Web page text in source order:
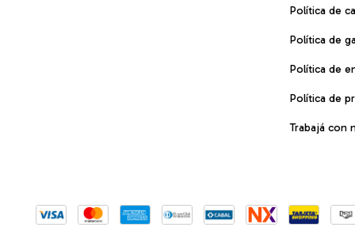
Política de
Política de
Política de
Política de
Trabajá con